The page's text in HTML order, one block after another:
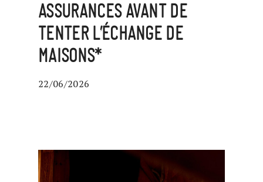
ASSURANCES AVANT DE
TENTER L’ÉCHANGE DE
MAISONS*
22/06/2026